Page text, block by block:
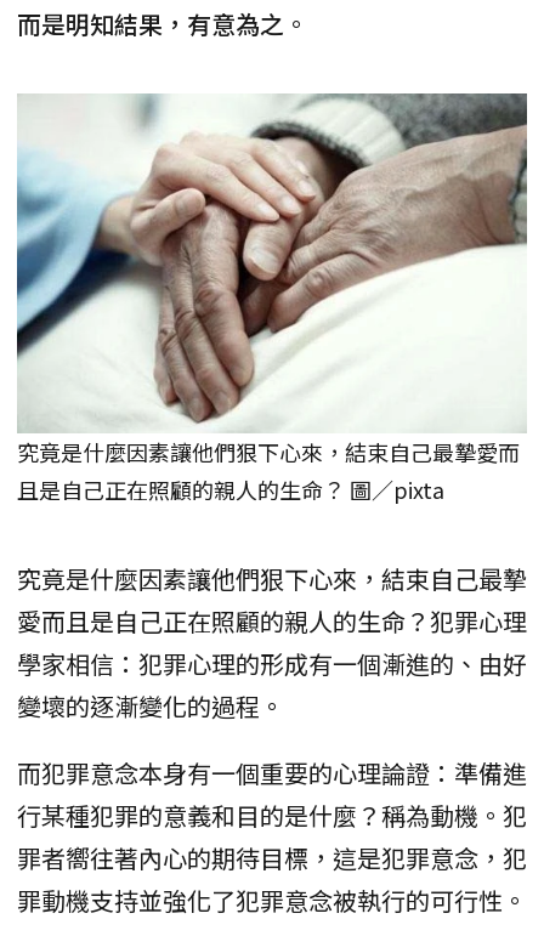
而是明知結果，有意為之 。
究竟是什麼因素讓他們狠下心來，結束自己最摯愛而
且是自己正在照顧的親人的生命？ 圖／pixta
究竟是什麼因素讓他們狠下心來，結束自己最摯
愛而且是自己正在照顧的親人的生命？犯罪心理
學家相信：犯罪心理的形成有一個漸進的、由好
變壞的逐漸變化的過程。
而犯罪意念本身有一個重要的心理論證：準備進
行某種犯罪的意義和目的是什麼？稱為動機。犯
罪者嚮往著內心的期待目標，這是犯罪意念，犯
罪動機支持並強化了犯罪意念被執行的可行性。